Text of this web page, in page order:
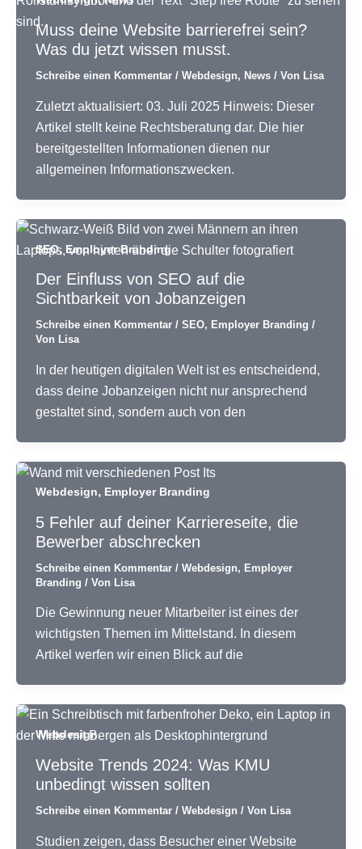
Muss deine Website barrierefrei sein?
Was du jetzt wissen musst.
Schreibe einen Kommentar / Webdesign, News / Von Lisa
Zuletzt aktualisiert: 03. Juli 2025 Hinweis: Dieser
Artikel stellt keine Rechtsberatung dar. Die hier
bereitgestellten Informationen dienen nur
allgemeinen Informationszwecken.
SEO, Employer Branding
Der Einfluss von SEO auf die
Sichtbarkeit von Jobanzeigen
Schreibe einen Kommentar / SEO, Employer Branding /
Von Lisa
In der heutigen digitalen Welt ist es entscheidend,
dass deine Jobanzeigen nicht nur ansprechend
gestaltet sind, sondern auch von den
Webdesign, Employer Branding
5 Fehler auf deiner Karriereseite, die
Bewerber abschrecken
Schreibe einen Kommentar / Webdesign, Employer
Branding / Von Lisa
Die Gewinnung neuer Mitarbeiter ist eines der
wichtigsten Themen im Mittelstand. In diesem
Artikel werfen wir einen Blick auf die
Webdesign
Website Trends 2024: Was KMU
unbedingt wissen sollten
Schreibe einen Kommentar / Webdesign / Von Lisa
Studien zeigen, dass Besucher einer Website